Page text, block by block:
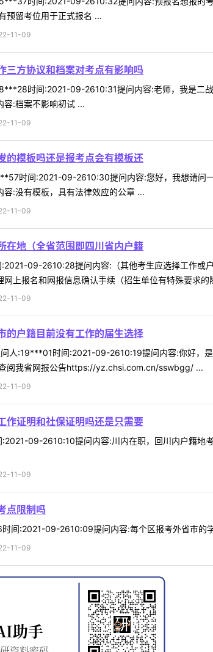
预留考位用于正式报名 ...
11-09
三方协议和档案对考点有影响吗
时间:2021-09-2610:31提问内容:老师，我是二
容:档案不影响初试 ...
11-09
的模板吗还是报考点会有模板还
时间:2021-09-2610:30提问内容:您好，我想请问
:没有模板，具有法律效应的公章 ...
11-09
在地（全省范围即四川省内户籍
09-2610:28提问内容:（其他考生应选择工作或
上报名和网报信息确认手续（招生单位有特殊要求
11-09
的户籍目前没有工作的届生选择
人:19***01时间:2021-09-2610:19提问内容:你好，
阅我省网报公告https://yz.chsi.com.cn/sswbgg/ ...
11-09
作证明和社保证明吗还是只需要
09-2610:10提问内容:川内在职，回川内户籍地
11-09
点限制吗
间:2021-09-2610:09提问内容:每个区报考外省市的
11-09